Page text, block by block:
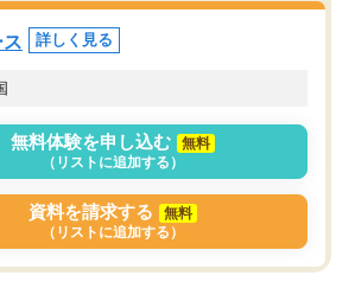
のための勉強」へ
が、目標校への合
た。自分から学ぶ姿勢を
詳しく見る
無料体験を申し込む
無料
（リストに追加する）
資料を請求する
無料
（リストに追加する）